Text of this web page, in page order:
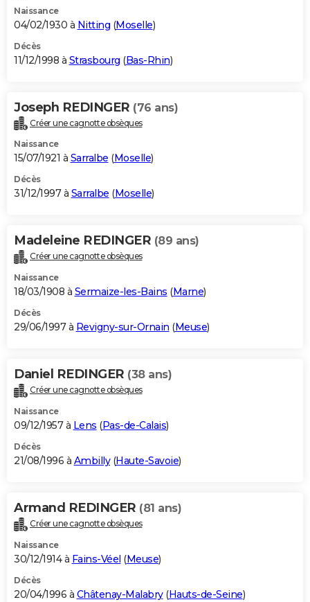
Naissance
04/02/1930 à Nitting (Moselle)
Décès
11/12/1998 à Strasbourg (Bas-Rhin)
Joseph REDINGER (76 ans)
Créer une cagnotte obsèques
Naissance
15/07/1921 à Sarralbe (Moselle)
Décès
31/12/1997 à Sarralbe (Moselle)
Madeleine REDINGER (89 ans)
Créer une cagnotte obsèques
Naissance
18/03/1908 à Sermaize-les-Bains (Marne)
Décès
29/06/1997 à Revigny-sur-Ornain (Meuse)
Daniel REDINGER (38 ans)
Créer une cagnotte obsèques
Naissance
09/12/1957 à Lens (Pas-de-Calais)
Décès
21/08/1996 à Ambilly(Haute-Savoie)
Armand REDINGER (81 ans)
Créer une cagnotte obsèques
Naissance
30/12/1914 à Fains-Véel (Meuse)
Décès
20/04/1996 à Châtenay-Malabry(Hauts-de-Seine)